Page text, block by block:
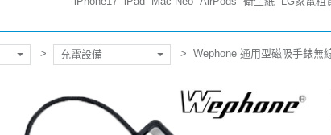
充電設備 Wephone 通用型磁吸手錶無